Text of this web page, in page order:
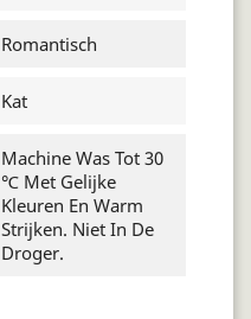
Romantisch
Kat
Machine Was Tot 30
℃ Met Gelijke
Kleuren En Warm
Strijken. Niet In De
Droger.